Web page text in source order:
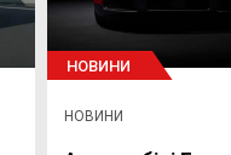
НОВИНИ
НОВИНИ